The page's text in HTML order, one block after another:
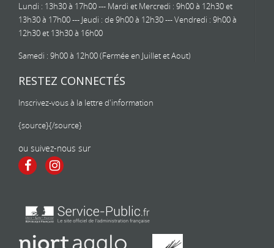
Lundi : 13h30 à 17h00 --- Mardi et Mercredi : 9h00 à 12h30 et
13h30 à 17h00 --- Jeudi : de 9h00 à 12h30 --- Vendredi : 9h00 à
12h30 et 13h30 à 16h00
Samedi : 9h00 à 12h00 (Fermée en Juillet et Aout)
RESTEZ CONNECTÉS
Inscrivez-vous à la lettre d'information
{source}{/source}
ou suivez-nous sur